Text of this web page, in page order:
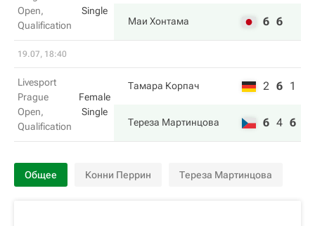
Open,
Qualification
Single
Маи Хонтама 6 6
19.07, 18:40
Livesport
Prague
Open,
Qualification
Female
Single
Тамара Корпач 2 6 1
Тереза Мартинцова 6 4 6
Общее Конни Перрин Тереза Мартинцова